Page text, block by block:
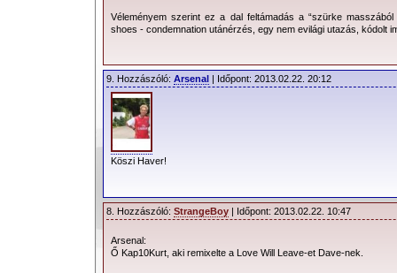
Véleményem szerint ez a dal feltámadás a “szürke
shoes - condemnation utánérzés, egy nem evilági utazás, kódolt
9. Hozzászóló: Arsenal | Időpont: 2013.02.22. 20:12
Köszi Haver!
8. Hozzászóló: StrangeBoy | Időpont: 2013.02.22. 10:47
Arsenal:
Ő Kap10Kurt, aki remixelte a Love Will Leave-et Dave-nek.